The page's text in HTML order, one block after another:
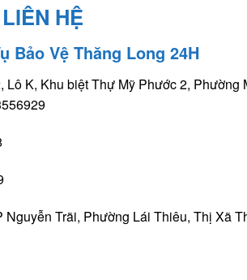
HỆ
Bảo Vệ Thăng Long 24H
Lô K, Khu biệt Thự Mỹ Phước 2,
Nguyễn Trãi, Phường Lái Thiêu, Thị Xã